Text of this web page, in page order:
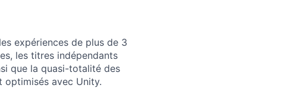
expériences de plus de 3
les titres indépendants
que la quasi-totalité des
optimisés avec Unity.